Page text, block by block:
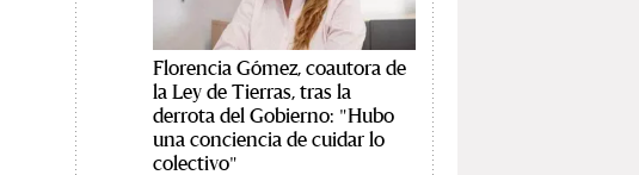
Florencia Gómez, coautora de
la Ley de Tierras, tras la
derrota del Gobierno: "Hubo
una conciencia de cuidar lo
colectivo"